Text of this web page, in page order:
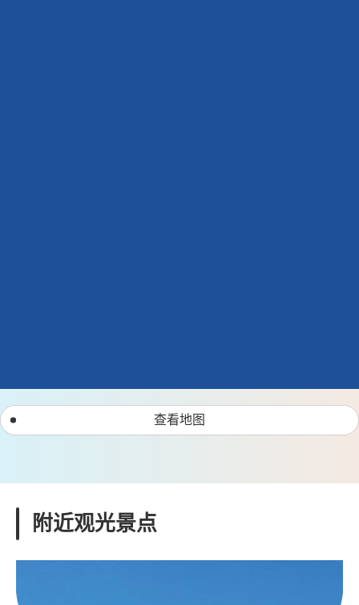
查看地图
附近观光景点